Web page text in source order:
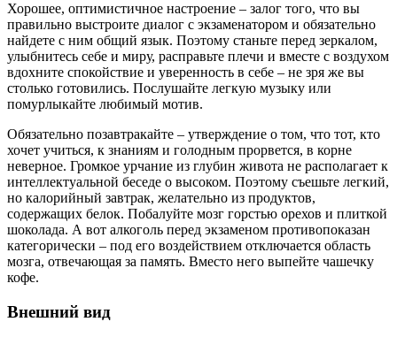
Хорошее, оптимистичное настроение – залог того, что вы
правильно выстроите диалог с экзаменатором и обязательно
найдете с ним общий язык. Поэтому станьте перед зеркалом,
улыбнитесь себе и миру, расправьте плечи и вместе с воздухом
вдохните спокойствие и уверенность в себе – не зря же вы
столько готовились. Послушайте легкую музыку или
помурлыкайте любимый мотив.
Обязательно позавтракайте – утверждение о том, что тот, кто
хочет учиться, к знаниям и голодным прорвется, в корне
неверное. Громкое урчание из глубин живота не располагает к
интеллектуальной беседе о высоком. Поэтому съешьте легкий,
но калорийный завтрак, желательно из продуктов,
содержащих белок. Побалуйте мозг горстью орехов и плиткой
шоколада. А вот алкоголь перед экзаменом противопоказан
категорически – под его воздействием отключается область
мозга, отвечающая за память. Вместо него выпейте чашечку
кофе.
Внешний вид